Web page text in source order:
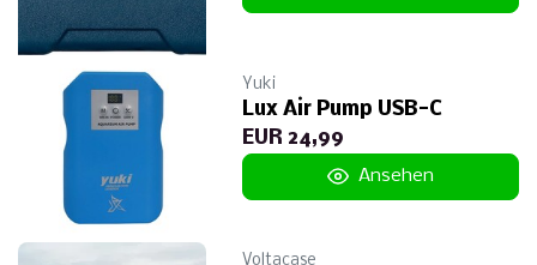
Yuki
Lux Air Pump USB-C
EUR 24,99
Ansehen
Voltacase